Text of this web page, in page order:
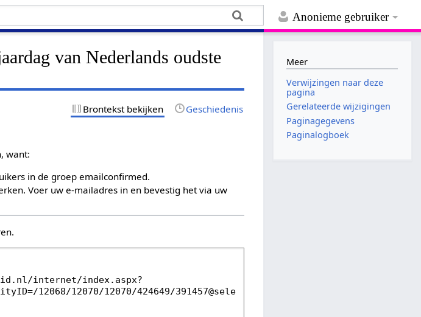
Anonieme gebruiker
van Nederlands oudste
Brontekst bekijken Geschiedenis
want:
in de groep emailconfirmed.
Voer uw e-mailadres in en bevestig het via uw
Meer
Verwijzingen naar deze
pagina
Gerelateerde wijzigingen
Paginagegevens
Paginalogboek